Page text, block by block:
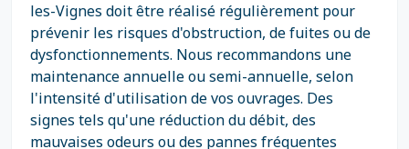
les-Vignes doit être réalisé régulièrement pour
prévenir les risques d'obstruction, de fuites ou de
dysfonctionnements. Nous recommandons une
maintenance annuelle ou semi-annuelle, selon
l'intensité d'utilisation de vos ouvrages. Des
signes tels qu'une réduction du débit, des
mauvaises odeurs ou des pannes fréquentes